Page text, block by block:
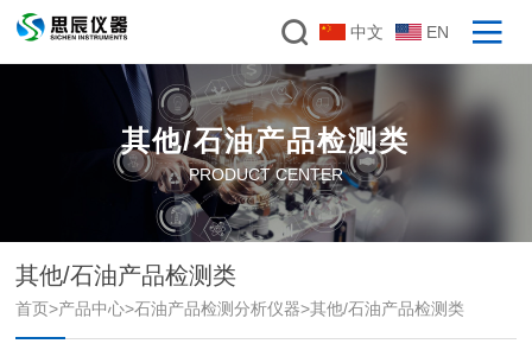
中文 EN
其他/石油产品检测类
PRODUCT CENTER
其他/石油产品检测类
首页>产品中心>石油产品检测分析仪器>其他/石油产品检测类